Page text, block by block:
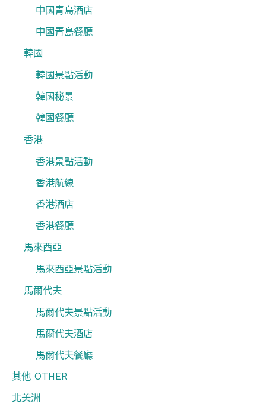
中國青島酒店
中國青島餐廳
韓國
韓國景點活動
韓國秘景
韓國餐廳
香港
香港景點活動
香港航線
香港酒店
香港餐廳
馬來西亞
馬來西亞景點活動
馬爾代夫
馬爾代夫景點活動
馬爾代夫酒店
馬爾代夫餐廳
其他 OTHER
北美洲